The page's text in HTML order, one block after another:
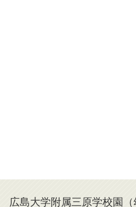
広島大学附属三原学校園（